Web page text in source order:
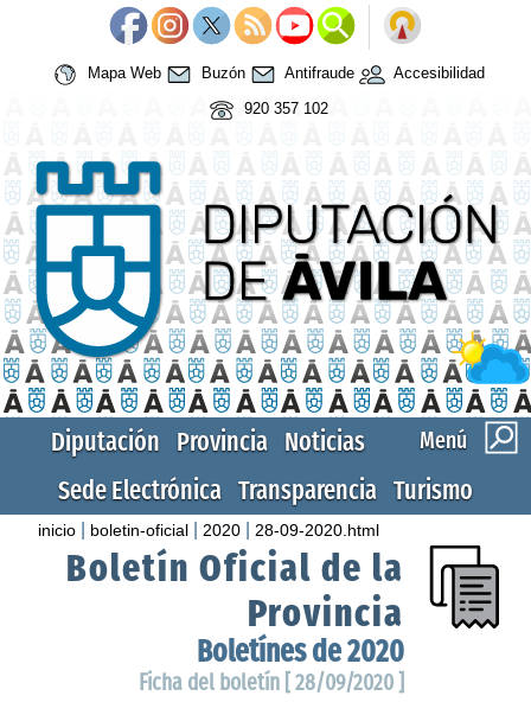
Mapa Web Buzón Antifraude
Accesibilidad
920 357 102
Menú
Diputación Provincia Noticias
Sede Electrónica Transparencia Turismo
inicio boletin-oficial 2020 28-09-2020.html
Boletín Oficial de la
Provincia
Boletínes de 2020
Ficha del boletín [ 28/09/2020 ]